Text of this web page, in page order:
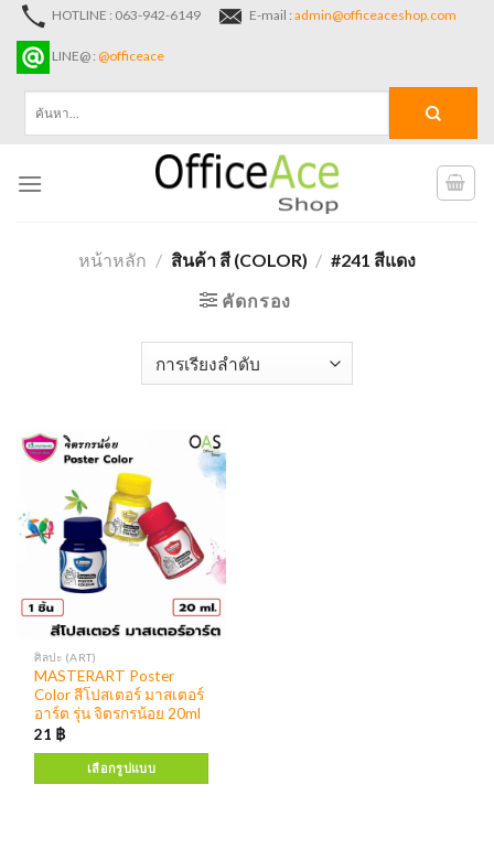
Skip
content
HOTLINE : 063-942-6149 E-mail : admin@officeaceshop.com
LINE@ : @officeace
หน้าหลัก / สินค้า สี (COLOR) / #241 สีแดง
คัดกรอง
ศิลปะ (ART)
MASTERART Poster
Color สีโปสเตอร์ มาสเตอร์
อาร์ต รุ่น จิตรกรน้อย 20ml
21 ฿
เลือกรูปแบบ